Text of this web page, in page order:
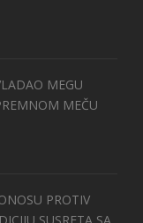
MEGU
MEČU
PROTIV